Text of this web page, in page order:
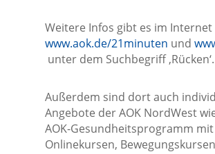
Weitere Infos gibt es im
www.aok.de/21minuten und
unter dem Suchbegriff ‚Rücken‘.
Außerdem sind dort auch
Angebote der AOK NordWest
AOK-Gesundheitsprogramm mit
Onlinekursen,